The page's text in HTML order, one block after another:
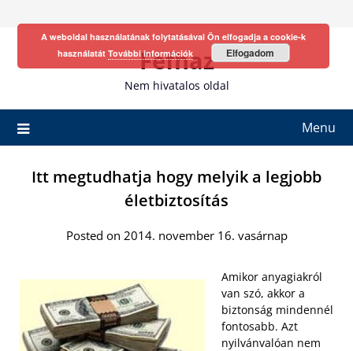
Fefhaz
Nem hivatalos oldal
Menu
Itt megtudhatja hogy melyik a legjobb
életbiztosítás
Posted on 2014. november 16. vasárnap
Amikor anyagiakról
van szó, akkor a
biztonság mindennél
fontosabb. Azt
nyilvánvalóan nem
A weboldal használatának folytatásával Ön elfogadja a cookie-k
használatát További információk Elfogadom